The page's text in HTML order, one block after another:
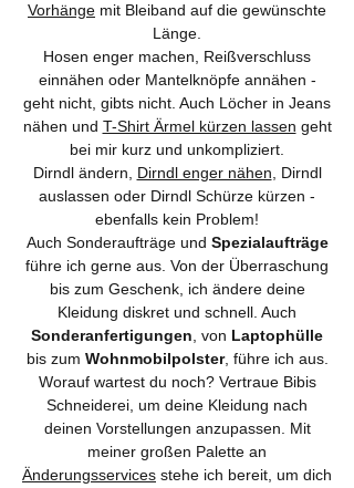
Vorhänge mit Bleiband auf die gewünschte
Länge.
Hosen enger machen, Reißverschluss
einnähen oder Mantelknöpfe annähen -
geht nicht, gibts nicht. Auch Löcher in Jeans
nähen und T-Shirt Ärmel kürzen lassen geht
bei mir kurz und unkompliziert.
Dirndl ändern, Dirndl enger nähen , Dirndl
auslassen oder Dirndl Schürze kürzen -
ebenfalls kein Problem!
Auch Sonderaufträge und Spezialaufträge
führe ich gerne aus. Von der Überraschung
bis zum Geschenk, ich ändere deine
Kleidung diskret und schnell. Auch
Sonderanfertigungen , von Laptophülle
bis zum Wohnmobilpolster, führe ich aus.
Worauf wartest du noch? Vertraue Bibis
Schneiderei, um deine Kleidung nach
deinen Vorstellungen anzupassen. Mit
meiner großen Palette an
Änderungsservices stehe ich bereit, um dich